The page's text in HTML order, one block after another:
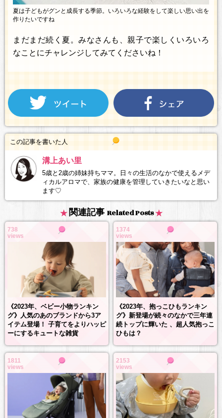
夏は子どもがグンと成長する季節。いろいろな経験をして楽しい思い出を
作りたいですね
まだまだ続く夏。みなさんも、親子で楽しくいろいろ
なことにチャレンジしてみてくださいね！
この記事を書いた人
溝上あい里
5歳と2歳の姉妹持ちママ。日々の生活のなかで使えるメデ
ィカルアロマで、家族の健康を管理していきたいなと思い
ます♡
関連記事 Related Posts
738
views
《2023年、ベビー小物ランキン
グ》人気のあのブランドから3ア
イテム登場！ 子育てをよりハッピ
ーにするキュートな雑貨
1374
views
《2023年、抱っこひもランキン
グ》新登場が続々のなかで三年連
続トップに輝いた 、超人気抱っこ
ひもは？
1811
views
2153
views